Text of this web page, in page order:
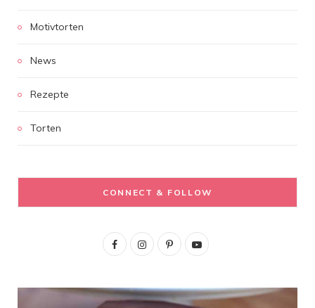
Motivtorten
News
Rezepte
Torten
CONNECT & FOLLOW
F
c
I
s
P
n
Y
u